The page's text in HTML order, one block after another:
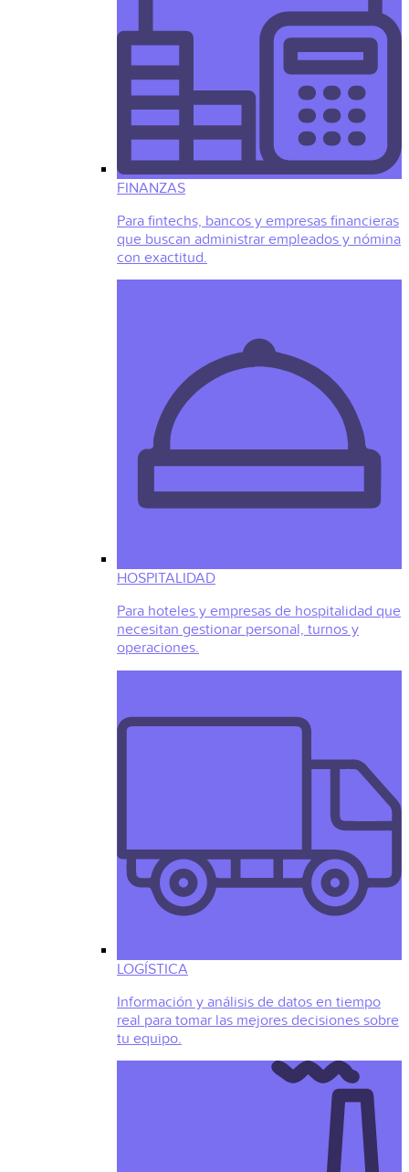
FINANZAS
Para fintechs, bancos y empresas financieras
que buscan administrar empleados y nómina
con exactitud.
HOSPITALIDAD
Para hoteles y empresas de hospitalidad que
necesitan gestionar personal, turnos y
operaciones.
LOGÍSTICA
Información y análisis de datos en tiempo
real para tomar las mejores decisiones sobre
tu equipo.